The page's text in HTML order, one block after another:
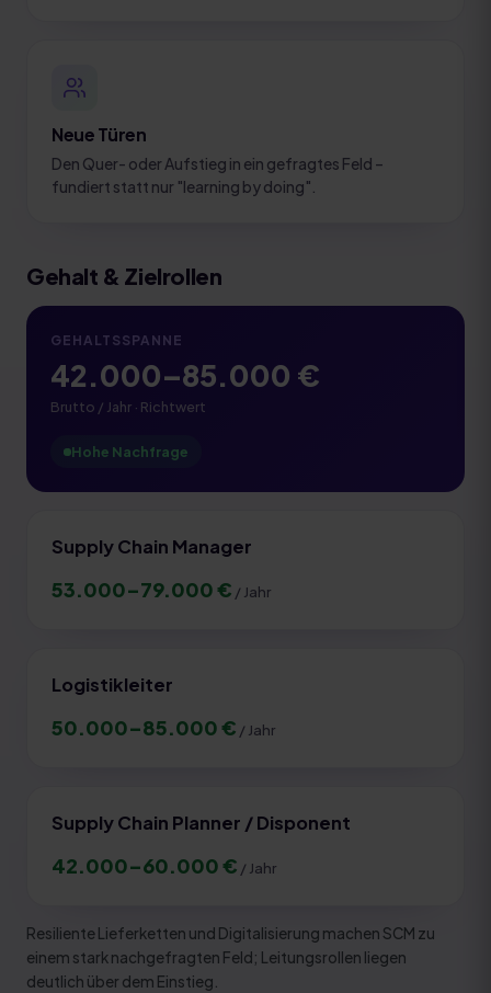
Neue Türen
Den Quer- oder Aufstieg in ein gefragtes Feld –
fundiert statt nur "learning by doing".
Gehalt & Zielrollen
GEHALTSSPANNE
42.000–85.000 €
Brutto / Jahr · Richtwert
Hohe Nachfrage
Supply Chain Manager
53.000–79.000€ / Jahr
Logistikleiter
50.000–85.000€ / Jahr
Supply Chain Planner / Disponent
42.000–60.000€ / Jahr
Resiliente Lieferketten und Digitalisierung machen SCM zu
einem stark nachgefragten Feld; Leitungsrollen liegen
deutlich über dem Einstieg.